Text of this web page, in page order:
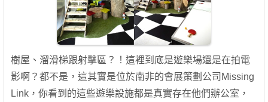
樹屋、溜滑梯跟射擊區？！這裡到底是遊樂場還是在拍電
影啊？都不是，這其實是位於南非的會展策劃公司Missing
Link，你看到的這些遊樂設施都是真實存在他們辦公室，